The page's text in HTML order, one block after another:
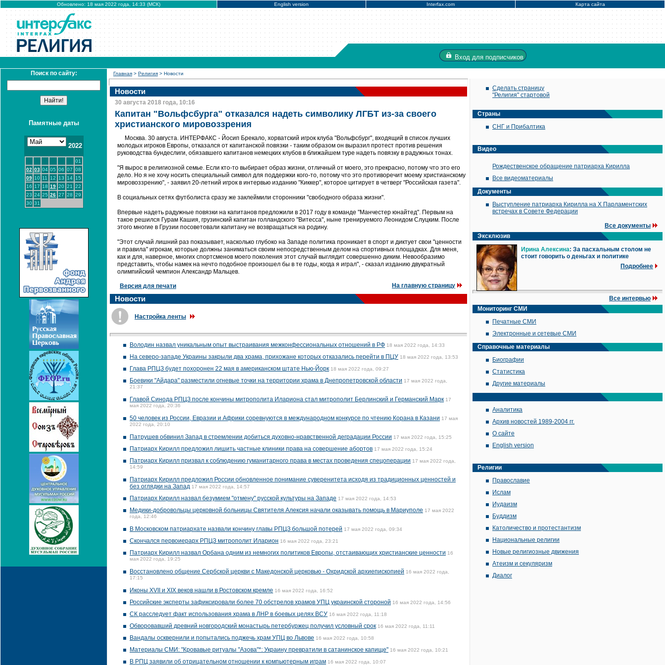
Обновлено: 18 мая 2022 года, 14:33 (МСК) English version Interfax.com Карта сайта
Вход для подписчиков
Поиск по сайту:
Памятные даты
2022
01
02 03 04 05 06 07 08
09 10 11 12 13 14 15
16 17 18 19 20 21
22
23 24 25 26 27 28 29
30 31
Главная > Религия > Новости
Новости
30 августа 2018 года, 10:16
Капитан "Вольфсбурга" отказался надеть символику ЛГБТ из-за своего
христианского мировоззрения
Москва. 30 августа. ИНТЕРФАКС - Йосип Брекало, хорватский игрок клуба "Вольфсбург", входящий в список лучших
молодых игроков Европы, отказался от капитанской повязки - таким образом он выразил протест против решения
руководства бундеслиги, обязавшего капитанов немецких клубов в ближайшем туре надеть повязку в радужных тонах.
"Я вырос в религиозной семье. Если кто-то выбирает образ жизни, отличный от моего, это прекрасно, потому что это его
дело. Но я не хочу носить специальный символ для поддержки кого-то, потому что это противоречит моему христианскому
мировоззрению", - заявил 20-летний игрок в интервью изданию "Киккер", которое цитирует в четверг "Российская газета".
В социальных сетях футболиста сразу же заклеймили сторонники "свободного образа жизни".
Впервые надеть радужные повязки на капитанов предложили в 2017 году в команде "Манчестер юнайтед". Первым на
такое решился Гурам Кашия, грузинский капитан голландского "Витесса", ныне тренируемого Леонидом Слуцким. После
этого многие в Грузии посоветовали капитану не возвращаться на родину.
"Этот случай лишний раз показывает, насколько глубоко на Западе политика проникает в спорт и диктует свои "ценности
и правила" игрокам, которые должны заниматься своим непосредственным делом на спортивных площадках. Для меня,
как и для, наверное, многих спортсменов моего поколения этот случай выглядит совершенно диким. Невообразимо
представить, чтобы намек на нечто подобное произошел бы в те годы, когда я играл", - сказал изданию двукратный
олимпийский чемпион Александр Мальцев.
Версия для печати На главную страницу
Новости
Настройка ленты
Володин назвал уникальным опыт выстраивания межконфессиональных отношений в РФ 18 мая 2022 года, 14:33
На северо-западе Украины закрыли два храма, прихожане которых отказались перейти в ПЦУ 18 мая 2022 года, 13:53
Глава РПЦЗ будет похоронен 22 мая в американском штате Нью-Йорк 18 мая 2022 года, 09:27
Боевики "Айдара" разместили огневые точки на территории храма в Днепропетровской области 17 мая 2022 года,
21:37
Главой Синода РПЦЗ после кончины митрополита Илариона стал митрополит Берлинский и Германский Марк 17
мая 2022 года, 20:36
50 человек из России, Евразии и Африки соревнуются в международном конкурсе по чтению Корана в Казани 17 мая
2022 года, 20:10
Патрушев обвинил Запад в стремлении добиться духовно-нравственной деградации России 17 мая 2022 года, 15:25
Патриарх Кирилл предложил лишить частные клиники права на совершение абортов 17 мая 2022 года, 15:24
Патриарх Кирилл призвал к соблюдению гуманитарного права в местах проведения спецоперации 17 мая 2022 года,
14:59
Патриарх Кирилл предложил России обновленное понимание суверенитета исходя из традиционных ценностей и
без оглядки на Запад 17 мая 2022 года, 14:57
Патриарх Кирилл назвал безумием "отмену" русской культуры на Западе 17 мая 2022 года, 14:53
Медики-добровольцы церковной больницы Cвятителя Алексия начали оказывать помощь в Мариуполе 17 мая 2022
года, 12:46
В Московском патриархате назвали кончину главы РПЦЗ большой потерей 17 мая 2022 года, 09:34
Скончался первоиерарх РПЦЗ митрополит Иларион 16 мая 2022 года, 23:21
Патриарх Кирилл назвал Орбана одним из немногих политиков Европы, отстаивающих христианские ценности 16
мая 2022 года, 19:25
Восстановлено общение Сербской церкви с Македонской церковью - Охридской архиепископией 16 мая 2022 года,
17:15
Иконы XVII и XIX веков нашли в Ростовском кремле 16 мая 2022 года, 16:52
Российские эксперты зафиксировали более 70 обстрелов храмов УПЦ украинской стороной 16 мая 2022 года, 14:56
СК расследует факт использования храма в ЛНР в боевых целях ВСУ 16 мая 2022 года, 11:18
Обворовавший древний новгородский монастырь петербуржец получил условный срок 16 мая 2022 года, 11:11
Вандалы осквернили и попытались поджечь храм УПЦ во Львове 16 мая 2022 года, 10:58
Материалы СМИ: "Кровавые ритуалы "Азова"*: Украину превратили в сатанинское капище" 16 мая 2022 года, 10:21
В РПЦ заявили об отрицательном отношении к компьютерным играм 16 мая 2022 года, 10:07
Сделать страницу
"Религия" стартовой
Страны
СНГ и Прибалтика
Видео
Рождественское обращение патриарха Кирилла
Все видеоматериалы
Документы
Выступление патриарха Кирилла на X Парламентских
встречах в Совете Федерации
Все документы
Эксклюзив
Ирина Алексина: За пасхальным столом не
стоит говорить о деньгах и политике
Подробнее
Все интервью
Мониторинг СМИ
Печатные СМИ
Электронные и сетевые СМИ
Справочные материалы
Биографии
Статистика
Другие материалы
Аналитика
Архив новостей 1989-2004 гг.
О сайте
English version
Религии
Православие
Ислам
Иудаизм
Буддизм
Католичество и протестантизм
Национальные религии
Новые религиозные движения
Атеизм и секуляризм
Диалог